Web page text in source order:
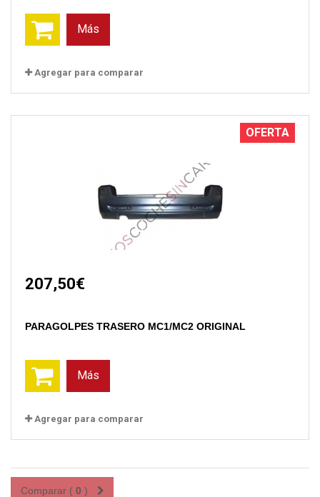
Más
Agregar para comparar
OFERTA
207,50€
PARAGOLPES TRASERO MC1/MC2 ORIGINAL
Más
Agregar para comparar
Comparar ( 0 )